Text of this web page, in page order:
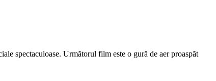
spectaculoase. Următorul film este o gură de aer proaspăt